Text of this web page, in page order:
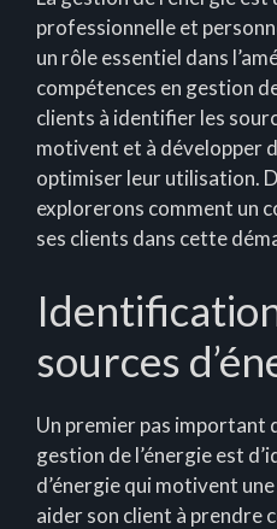
professionnelle et
un rôle essentiel dans
compétences en gestion
clients à identifier les
motivent et à développer
optimiser leur utilisation.
explorerons comment un
ses clients dans cette
sources
Un premier pas important
gestion de l’énergie est
d’énergie qui motivent
aider son client à prendre